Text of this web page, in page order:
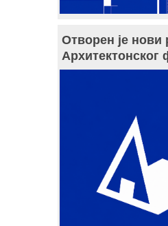
Отворен је нови
Архитектонског